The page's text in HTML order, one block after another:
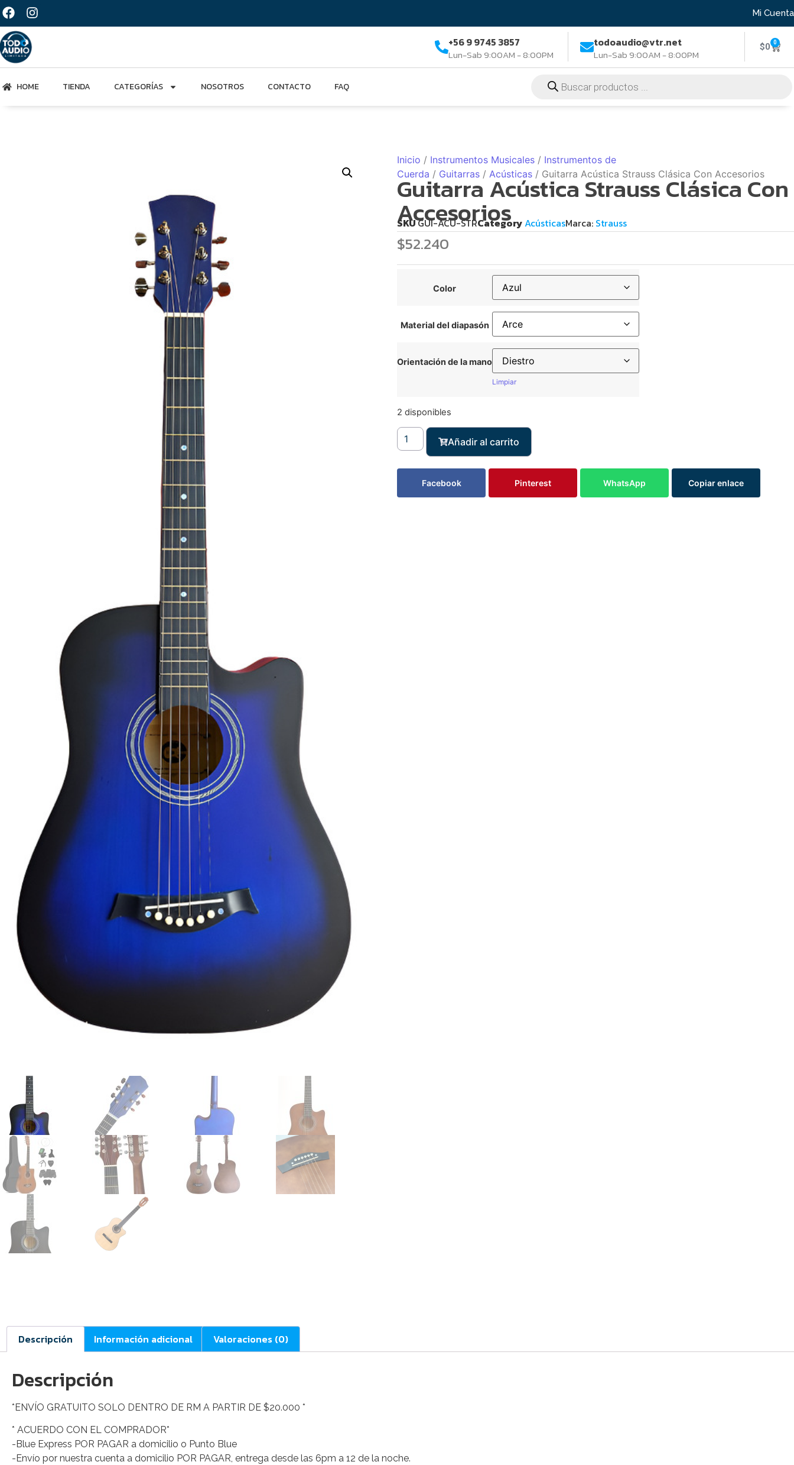
Mi Cuenta
+56 9 9745 3857
Lun-Sab 9:00AM - 8:00PM
todoaudio@vtr.net
Lun-Sab 9:00AM - 8:00PM
$0 0
HOME TIENDA CATEGORÍAS NOSOTROS CONTACTO FAQ
Inicio / Instrumentos Musicales / Instrumentos de
Cuerda / Guitarras / Acústicas / Guitarra Acústica Strauss Clásica Con Accesorios
Guitarra Acústica Strauss Clásica Con
Accesorios
SKUGUI-ACU-STRCategoryAcústicasMarca: Strauss
$52.240
Color
Material del diapasón
Orientación de la mano
Limpiar
2 disponibles
Añadir al carrito
Facebook Pinterest WhatsApp Copiar enlace
Descripción Información adicional Valoraciones (0)
Descripción
*ENVÍO GRATUITO SOLO DENTRO DE RM A PARTIR DE $20.000 *
* ACUERDO CON EL COMPRADOR*
-Blue Express POR PAGAR a domicilio o Punto Blue
-Envío por nuestra cuenta a domicilio POR PAGAR, entrega desde las 6pm a 12 de la noche.